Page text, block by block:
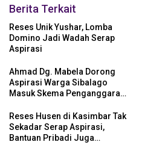
Berita Terkait
Reses Unik Yushar, Lomba
Domino Jadi Wadah Serap
Aspirasi
Ahmad Dg. Mabela Dorong
Aspirasi Warga Sibalago
Masuk Skema Penganggaran
Reses Husen di Kasimbar Tak
Sekadar Serap Aspirasi,
Bantuan Pribadi Juga